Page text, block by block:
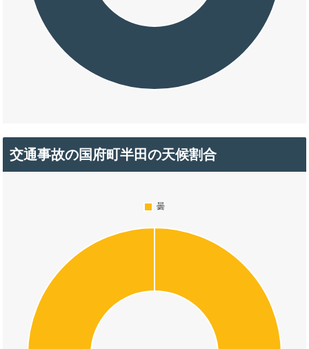
交通事故の国府町半田の天候割合